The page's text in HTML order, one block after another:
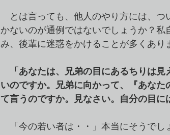
とは言っても、他人のやり方には、つ
かないのが通例ではないでしょうか？
み、後輩に迷惑をかけることが多くあり
「あなたは、兄弟の目にあるちりは
いのですか。兄弟に向かって、『あな
て言うのですか。見なさい。自分の目に
「今の若い者は・・」本当にそうでし